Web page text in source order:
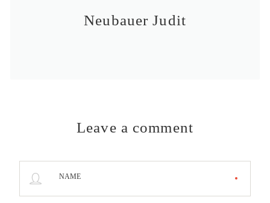
Neubauer Judit
Leave a comment
NAME